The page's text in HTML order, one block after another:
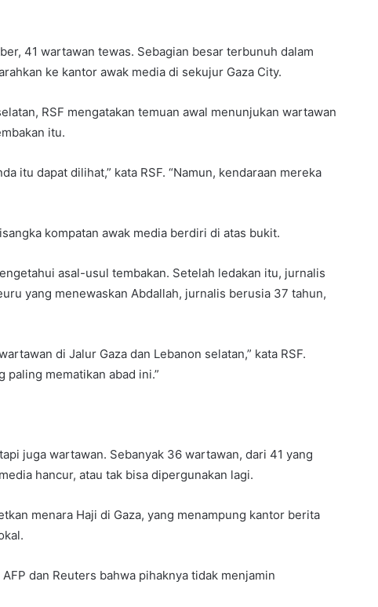
41 wartawan tewas. Sebagian besar terbunuh dalam
ke kantor awak media di sekujur Gaza City.
RSF mengatakan temuan awal menunjukan wartawan
itu.
itu dapat dilihat,” kata RSF. “Namun, kendaraan mereka
kompatan awak media berdiri di atas bukit.
asal-usul tembakan. Setelah ledakan itu, jurnalis
yang menewaskan Abdallah, jurnalis berusia 37 tahun,
di Jalur Gaza dan Lebanon selatan,” kata RSF.
paling mematikan abad ini.”
juga wartawan. Sebanyak 36 wartawan, dari 41 yang
hancur, atau tak bisa dipergunakan lagi.
menara Haji di Gaza, yang menampung kantor berita
dan Reuters bahwa pihaknya tidak menjamin